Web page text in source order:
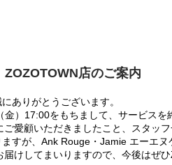
ZOZOTOWN店のご案内
ありがとうございます。
）17:00をもちまして、サービスを
愛顧いただきましたこと、スタッ
すが、Ank Rouge・Jamie エーエ
けしてまいりますので、今後はぜ